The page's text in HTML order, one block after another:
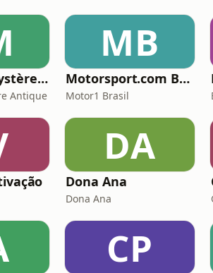
Anunnaki Mystère Antique
Antique
MB
Motorsport.com Brasil
Motor1 Brasil
DA
Dona Ana
Dona Ana
CP